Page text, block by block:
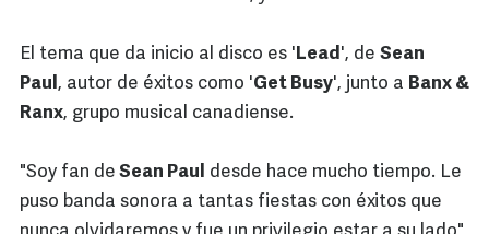
El tema que da inicio al disco es 'Lead', de Sean
Paul, autor de éxitos como 'Get Busy', junto a Banx &
Ranx, grupo musical canadiense.
"Soy fan de Sean Paul desde hace mucho tiempo. Le
puso banda sonora a tantas fiestas con éxitos que